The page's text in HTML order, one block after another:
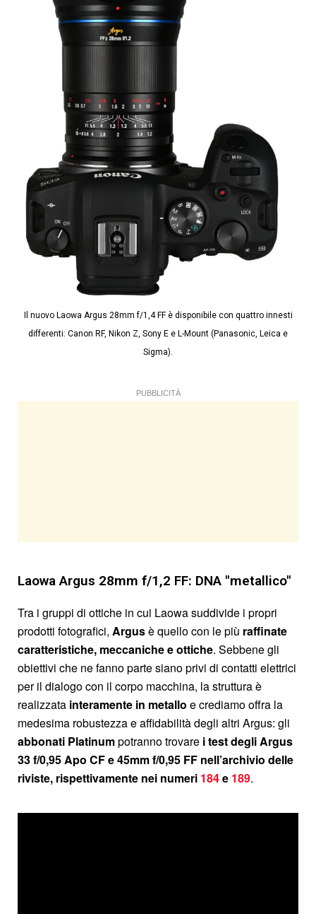
Il nuovo Laowa Argus 28mm f/1,4 FF è disponibile con quattro innesti
differenti: Canon RF, Nikon Z, Sony E e L-Mount (Panasonic, Leica e
Sigma).
PUBBLICITÀ
Laowa Argus 28mm f/1,2 FF: DNA "metallico"
Tra i gruppi di ottiche in cui Laowa suddivide i propri
prodotti fotografici, Argusè quello con le più raffinate
caratteristiche, meccaniche e ottiche. Sebbene gli
obiettivi che ne fanno parte siano privi di contatti elettrici
per il dialogo con il corpo macchina, la struttura è
realizzata interamente in metallo e crediamo offra la
medesima robustezza e affidabilità degli altri Argus: gli
abbonati Platinumpotranno trovare i test degli Argus
33 f/0,95 Apo CF e 45mm f/0,95 FF nell’archivio delle
riviste, rispettivamente nei numeri 184e 189.